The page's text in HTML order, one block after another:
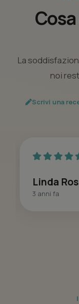
La
noi
Scrivi una
Linda
3 anni fa